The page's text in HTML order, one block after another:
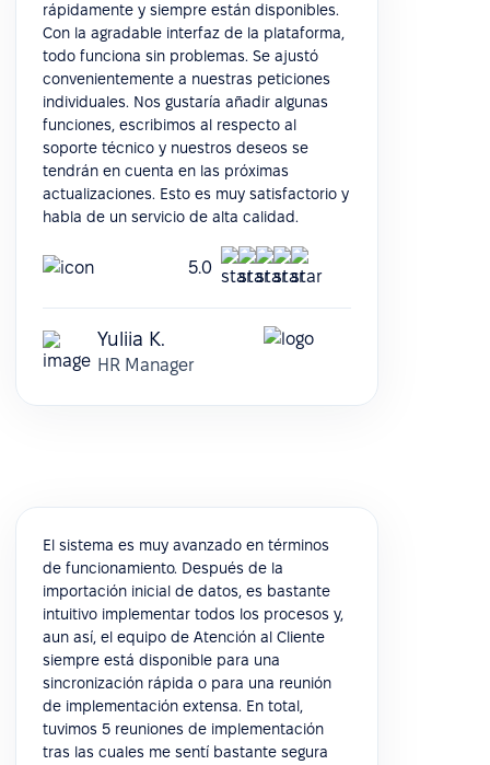
rápidamente y siempre están disponibles.
Con la agradable interfaz de la plataforma,
todo funciona sin problemas. Se ajustó
convenientemente a nuestras peticiones
individuales. Nos gustaría añadir algunas
funciones, escribimos al respecto al
soporte técnico y nuestros deseos se
tendrán en cuenta en las próximas
actualizaciones. Esto es muy satisfactorio y
habla de un servicio de alta calidad.
5.0
Yuliia K.
HR Manager
El sistema es muy avanzado en términos
de funcionamiento. Después de la
importación inicial de datos, es bastante
intuitivo implementar todos los procesos y,
aun así, el equipo de Atención al Cliente
siempre está disponible para una
sincronización rápida o para una reunión
de implementación extensa. En total,
tuvimos 5 reuniones de implementación
tras las cuales me sentí bastante segura